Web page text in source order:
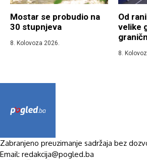
Mostar se probudio na
30 stupnjeva
8. Kolovoza 2026.
Od
velike
8.
Zabranjeno preuzimanje sadržaja bez
Email: redakcija@pogled.ba